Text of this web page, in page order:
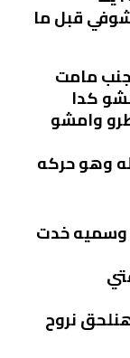
قبل ما
مامت
كدا
وامشو
وهو حركه
وسميه خدت
نروح